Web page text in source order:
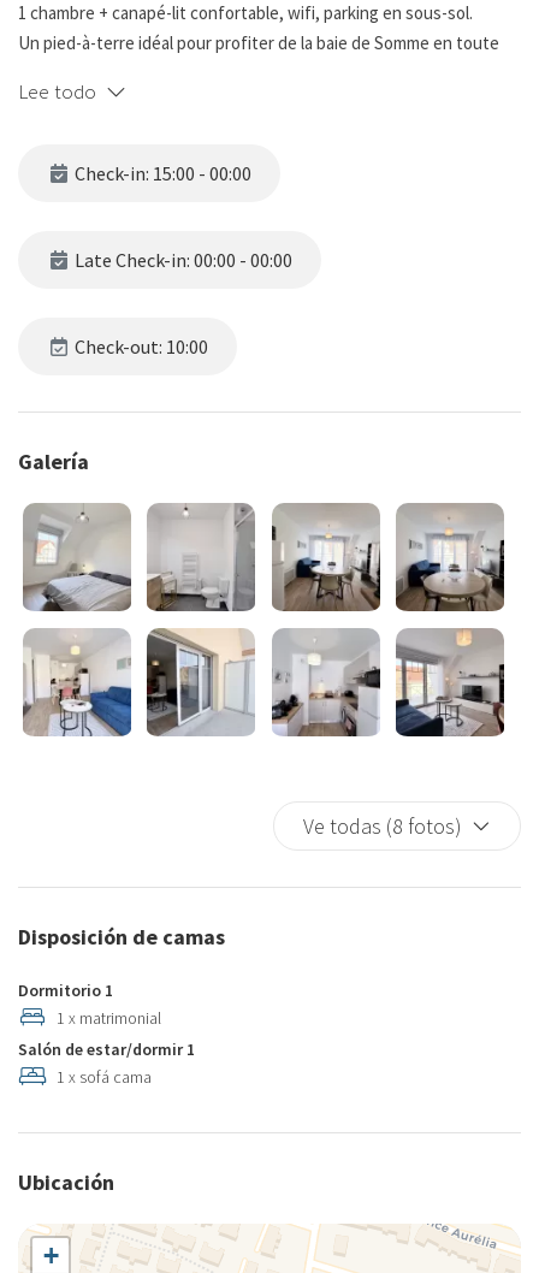
1 chambre + canapé-lit confortable, wifi, parking en sous-sol.
Un pied-à-terre idéal pour profiter de la baie de Somme en toute
Lee todo
Check-in: 15:00 - 00:00
Late Check-in: 00:00 - 00:00
Check-out: 10:00
Galería
Ve todas (8 fotos)
Disposición de camas
Dormitorio 1
1 x matrimonial
Salón de estar/dormir 1
1 x sofá cama
Ubicación
+